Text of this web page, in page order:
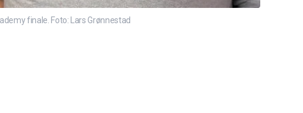
finale. Foto: Lars Grønnestad